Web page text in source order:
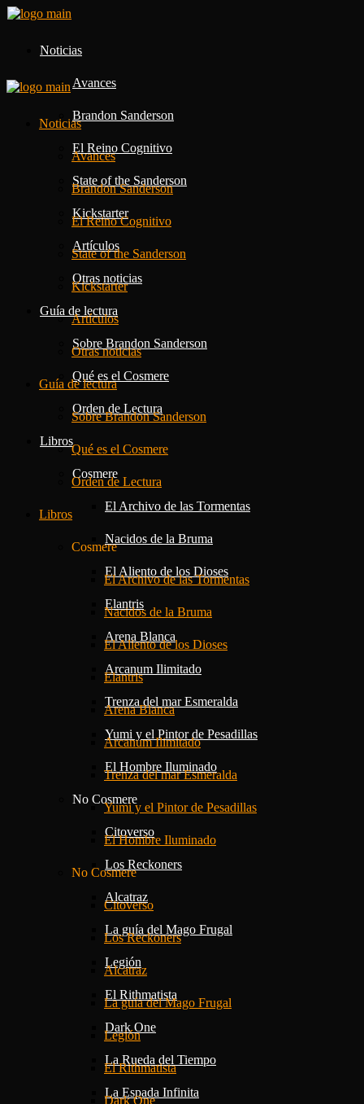
Noticias
Avances
Brandon Sanderson
El Reino Cognitivo
State of the Sanderson
Kickstarter
Artículos
Otras noticias
Guía de lectura
Sobre Brandon Sanderson
Qué es el Cosmere
Orden de Lectura
Libros
Cosmere
El Archivo de las Tormentas
Nacidos de la Bruma
El Aliento de los Dioses
Elantris
Arena Blanca
Arcanum Ilimitado
Trenza del mar Esmeralda
Yumi y el Pintor de Pesadillas
El Hombre Iluminado
No Cosmere
Citoverso
Los Reckoners
Alcatraz
La guía del Mago Frugal
Legión
El Rithmatista
Dark One
La Rueda del Tiempo
La Espada Infinita
Noticias
Avances
Brandon Sanderson
El Reino Cognitivo
State of the Sanderson
Kickstarter
Artículos
Otras noticias
Guía de lectura
Sobre Brandon Sanderson
Qué es el Cosmere
Orden de Lectura
Libros
Cosmere
El Archivo de las Tormentas
Nacidos de la Bruma
El Aliento de los Dioses
Elantris
Arena Blanca
Arcanum Ilimitado
Trenza del mar Esmeralda
Yumi y el Pintor de Pesadillas
El Hombre Iluminado
No Cosmere
Citoverso
Los Reckoners
Alcatraz
La guía del Mago Frugal
Legión
El Rithmatista
Dark One